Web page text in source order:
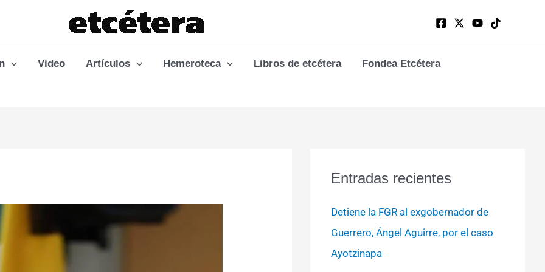
Video Artículos Hemeroteca Libros de etcétera Fondea Etcétera
Entradas recientes
Detiene la FGR al exgobernador de
Guerrero, Ángel Aguirre, por el caso
Ayotzinapa